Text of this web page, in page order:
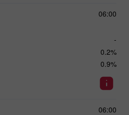
06:00
-
0.2%
0.9%
06:00